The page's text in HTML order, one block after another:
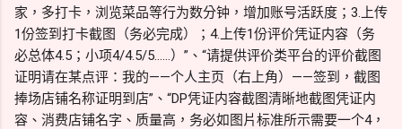
家，多打卡，浏览菜品等行为数分钟，增加账号活跃度；3.上传
1份签到打卡截图（务必完成）；4.上传1份评价凭证内容（务
必总体4.5；小项4/4.5/5……）”、“请提供评价类平台的评价截图
证明请在某点评：我的——个人主页（右上角）——签到，截图
捧场店铺名称证明到店”、“DP凭证内容截图清晰地截图凭证内
容、消费店铺名字、质量高，务必如图片标准所示需要一个4，